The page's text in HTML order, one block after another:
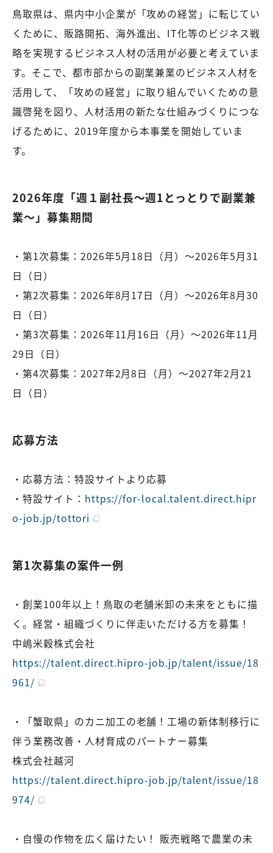
鳥取県は、県内中小企業が「攻めの経営」に転じてい
くために、販路開拓、海外進出、IT化等のビジネス戦
略を実現するビジネス人材の活用が必要と考えていま
す。そこで、都市部からの副業兼業のビジネス人材を
活用して、「攻めの経営」に取り組んでいくための意
識啓発を図り、人材活用の新たな仕組みづくりにつな
げるために、2019年度から本事業を開始していま
す。
2026年度「週１副社長～週1とっとりで副業兼
業～」募集期間
・第1次募集：2026年5月18日（月）～2026年5月31
日（日）
・第2次募集：2026年8月17日（月）～2026年8月30
日（日）
・第3次募集：2026年11月16日（月）～2026年11月
29日（日）
・第4次募集：2027年2月8日（月）～2027年2月21
日（日）
応募方法
・応募方法：特設サイトより応募
・特設サイト： https://for-local.talent.direct.hipr
o-job.jp/tottori
第1次募集の案件一例
・創業100年以上！鳥取の老舗米卸の未来をともに描
く。経営・組織づくりに伴走いただける方を募集！
中嶋米穀株式会社
https://talent.direct.hipro-job.jp/talent/issue/18
961/
・「蟹取県」のカニ加工の老舗！工場の新体制移行に
伴う業務改善・人材育成のパートナー募集
株式会社越河
https://talent.direct.hipro-job.jp/talent/issue/18
974/
・自慢の作物を広く届けたい！ 販売戦略で農業の未